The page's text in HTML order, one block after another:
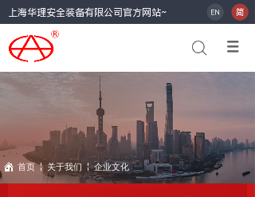
上海华理安全装备有限公司官方网站~
首页￤ 关于我们 ￤企业文化